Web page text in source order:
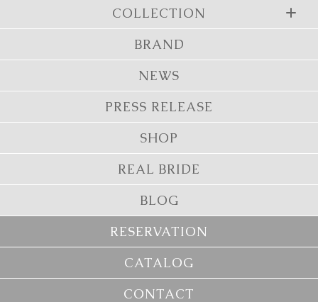
COLLECTION
BRAND
NEWS
PRESS RELEASE
SHOP
REAL BRIDE
BLOG
RESERVATION
CATALOG
CONTACT